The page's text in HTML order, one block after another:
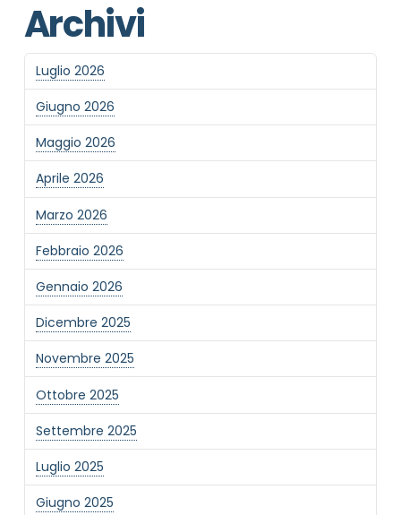
Archivi
Luglio 2026
Giugno 2026
Maggio 2026
Aprile 2026
Marzo 2026
Febbraio 2026
Gennaio 2026
Dicembre 2025
Novembre 2025
Ottobre 2025
Settembre 2025
Luglio 2025
Giugno 2025